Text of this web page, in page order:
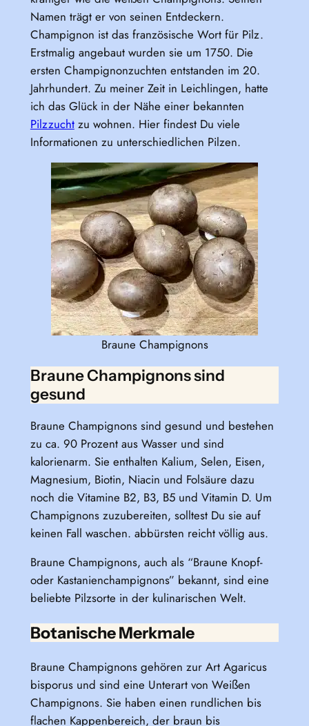
Namen trägt er von seinen Entdeckern.
Champignon ist das französische Wort für Pilz.
Erstmalig angebaut wurden sie um 1750. Die
ersten Champignonzuchten entstanden im 20.
Jahrhundert. Zu meiner Zeit in Leichlingen, hatte
ich das Glück in der Nähe einer bekannten
Pilzzuchtzu wohnen. Hier findest Du viele
Informationen zu unterschiedlichen Pilzen.
Braune Champignons
Braune Champignons sind
gesund
Braune Champignons sind gesund und bestehen
zu ca. 90 Prozent aus Wasser und sind
kalorienarm. Sie enthalten Kalium, Selen, Eisen,
Magnesium, Biotin, Niacin und Folsäure dazu
noch die Vitamine B2, B3, B5 und Vitamin D. Um
Champignons zuzubereiten, solltest Du sie auf
keinen Fall waschen. abbürsten reicht völlig aus.
Braune Champignons, auch als “Braune Knopf-
oder Kastanienchampignons” bekannt, sind eine
beliebte Pilzsorte in der kulinarischen Welt.
Botanische Merkmale
Braune Champignons gehören zur Art Agaricus
bisporus und sind eine Unterart von Weißen
Champignons. Sie haben einen rundlichen bis
flachen Kappenbereich, der braun bis